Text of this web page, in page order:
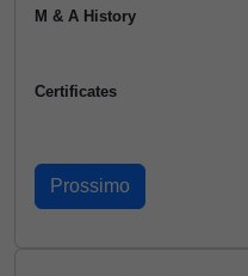
M & A History
Certificates